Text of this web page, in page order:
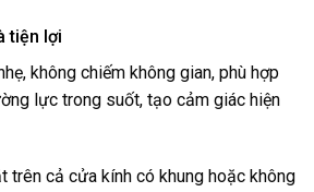
tiện lợi
không chiếm không gian, phù hợp
lực trong suốt, tạo cảm giác hiện
trên cả cửa kính có khung hoặc không